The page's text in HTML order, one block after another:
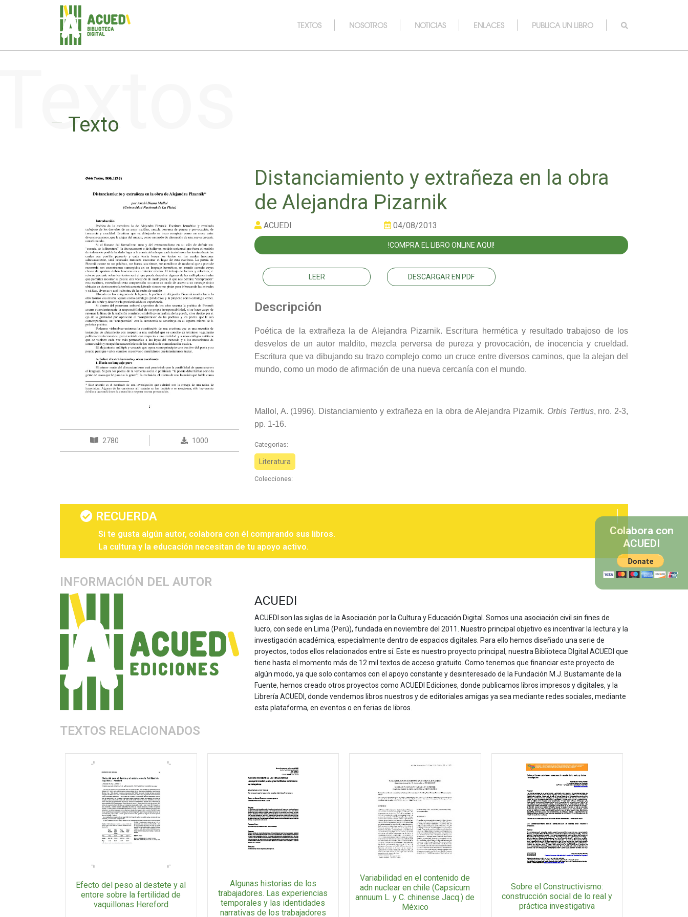
TEXTOS NOSOTROS NOTICIAS ENLACES PUBLICA UN LIBRO
Texto
2780 1000
Distanciamiento y extrañeza en la obra
de Alejandra Pizarnik
ACUEDI 04/08/2013
!COMPRA EL LIBRO ONLINE AQUI!
LEER DESCARGAR EN PDF
Descripción
Poética de la extrañeza la de Alejandra Pizarnik. Escritura hermética y resultado trabajoso de los
desvelos de un autor maldito, mezcla perversa de pureza y provocación, de inocencia y crueldad.
Escritura que va dibujando su trazo complejo como un cruce entre diversos caminos, que la alejan del
mundo, como un modo de afirmación de una nueva cercanía con el mundo.
Mallol, A. (1996). Distanciamiento y extrañeza en la obra de Alejandra Pizarnik. Orbis Tertius, nro. 2-3,
pp. 1-16.
Categorias:
Literatura
Colecciones:
RECUERDA
Si te gusta algún autor, colabora con él comprando sus libros.
La cultura y la educación necesitan de tu apoyo activo.
INFORMACIÓN DEL AUTOR
ACUEDI
ACUEDI son las siglas de la Asociación por la Cultura y Educación Digital. Somos una asociación civil sin fines de
lucro, con sede en Lima (Perú), fundada en noviembre del 2011. Nuestro principal objetivo es incentivar la lectura y la
investigación académica, especialmente dentro de espacios digitales. Para ello hemos diseñado una serie de
proyectos, todos ellos relacionados entre sí. Este es nuestro proyecto principal, nuestra Biblioteca DIgital ACUEDI que
tiene hasta el momento más de 12 mil textos de acceso gratuito. Como tenemos que financiar este proyecto de
algún modo, ya que solo contamos con el apoyo constante y desinteresado de la Fundación M.J. Bustamante de la
Fuente, hemos creado otros proyectos como ACUEDI Ediciones, donde publicamos libros impresos y digitales, y la
Librería ACUEDI, donde vendemos libros nuestros y de editoriales amigas ya sea mediante redes sociales, mediante
esta plataforma, en eventos o en ferias de libros.
TEXTOS RELACIONADOS
Efecto del peso al destete y al
entore sobre la fertilidad de
vaquillonas Hereford
Algunas historias de los
trabajadores. Las experiencias
temporales y las identidades
narrativas de los trabajadores
Variabilidad en el contenido de
adn nuclear en chile (Capsicum
annuum L. y C. chinense Jacq.) de
México
Sobre el Constructivismo:
construcción social de lo real y
práctica investigativa
Colabora con
ACUEDI